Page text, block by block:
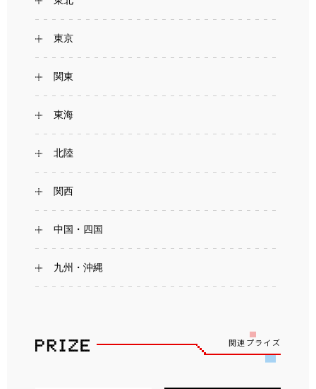
東京
関東
東海
北陸
関西
中国・四国
九州・沖縄
関連プライズ